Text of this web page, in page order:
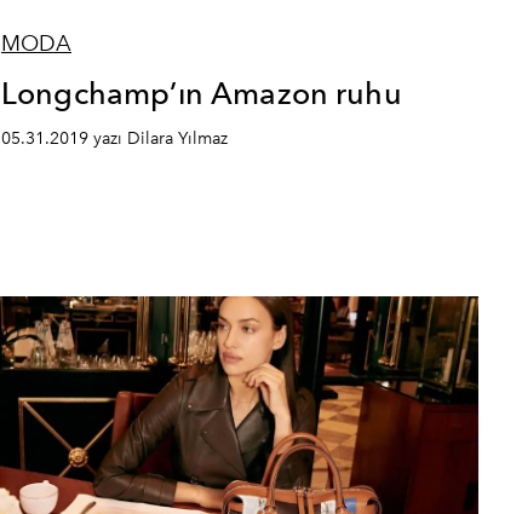
MODA
Longchamp’ın Amazon ruhu
05.31.2019 yazı Dilara Yılmaz